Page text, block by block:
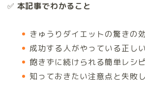
✅ 本記事でわかること
きゅうりダイエットの驚きの
成功する人がやっている正し
飽きずに続けられる簡単レシ
知っておきたい注意点と失敗